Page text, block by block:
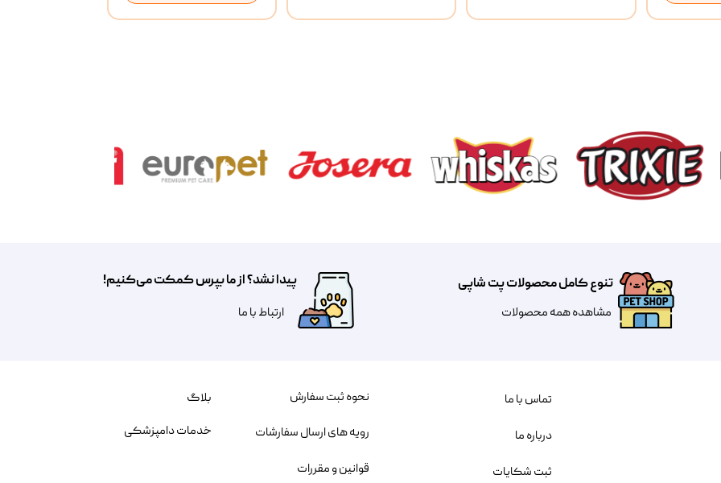
تنوع کامل محصولات پت شاپی
مشاهده همه محصولات
پیدا نشد؟ از ما بپرس کمکت می‌کنیم!
​​​ارتباط با ما
نحوه ثبت سفارش
رویه های ارسال سفارشات
قوانین و مقررات
تماس با ما
درباره ما
ثبت شکایات
بلاگ
خدمات دامپزشکی